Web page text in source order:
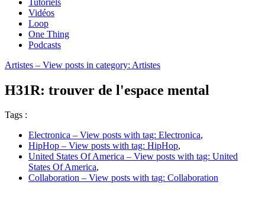
Vidéos
Loop
One Thing
Podcasts
Artistes – View posts in category: Artistes
H31R: trouver de l'espace mental
Tags :
Electronica – View posts with tag: Electronica,
HipHop – View posts with tag: HipHop,
United States Of America – View posts with tag: United
States Of America,
Collaboration – View posts with tag: Collaboration